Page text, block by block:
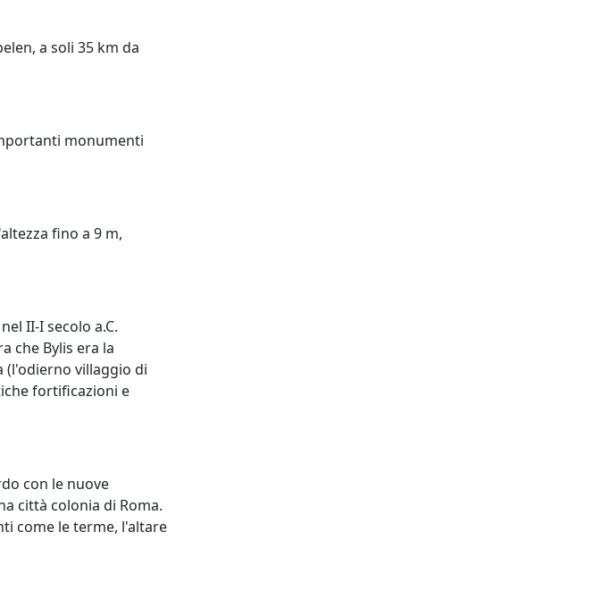
a soli 35 km da
monumenti
fino a 9 m,
II-I secolo a.C.
che Bylis era la
(l'odierno villaggio di
fortificazioni e
con le nuove
città colonia di Roma.
come le terme, l'altare